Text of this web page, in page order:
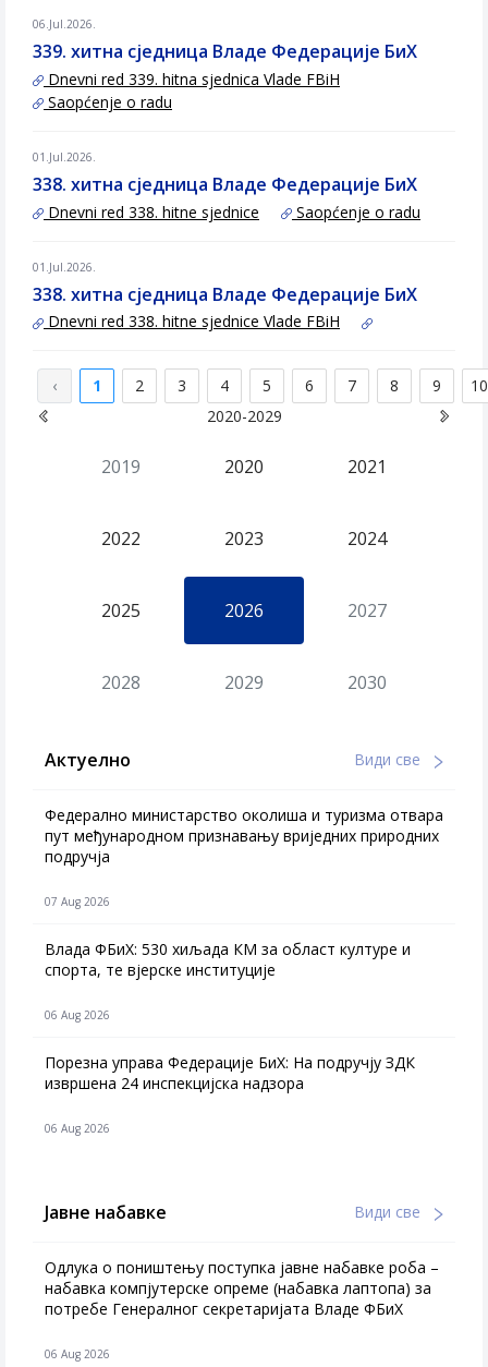
06.Jul.2026.
339. хитна сједница Владе Федерације БиХ
Dnevni red 339. hitna sjednica Vlade FBiH
Saopćenje o radu
01.Jul.2026.
338. хитна сједница Владе Федерације БиХ
Dnevni red 338. hitne sjednice Saopćenje o radu
01.Jul.2026.
338. хитна сједница Владе Федерације БиХ
Dnevni red 338. hitne sjednice Vlade FBiH
‹ 1 2 3 4 5 6 7 8 9
10
2020-2029
2019 2020 2021
2022 2023 2024
2025 2026 2027
2028 2029 2030
Актуелно Види све
Федерално министарство околиша и туризма отвара
пут међународном признавању вриједних природних
подручја
07 Aug 2026
Влада ФБиХ: 530 хиљада КМ за област културе и
спорта, те вјерске институције
06 Aug 2026
Порезна управа Федерације БиХ: На подручју ЗДК
извршена 24 инспекцијска надзора
06 Aug 2026
Јавне набавке Види све
Одлука о поништењу поступка јавне набавке роба –
набавка компјутерске опреме (набавка лаптопа) за
потребе Генералног секретаријата Владе ФБиХ
06 Aug 2026